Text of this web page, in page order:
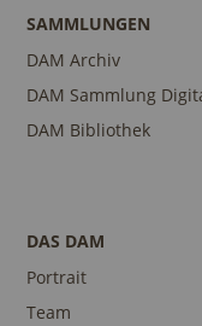
SAMMLUNGEN
DAM Archiv
DAM Sammlung
DAM Bibliothek
DAS DAM
Portrait
Team